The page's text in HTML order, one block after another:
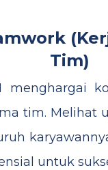
Tim)
menghargai
tim. Melihat
untuk